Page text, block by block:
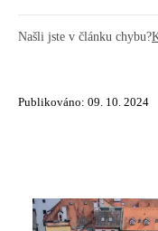
Našli jste v článku chybu?
Publikováno: 09. 10. 2024